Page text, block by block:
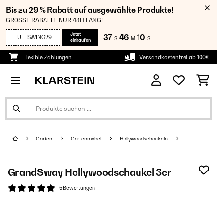
Bis zu 29 % Rabatt auf ausgewählte Produkte!
GROSSE RABATTE NUR 48H LANG!
FULLSWING29
Jetzt
einkaufen
37 S 46 M 10 S
Flexible Zahlungen Versandkostenfrei ab 100€
Garten Gartenmöbel Hollywoodschaukeln
GrandSway Hollywoodschaukel 3er
5 Bewertungen